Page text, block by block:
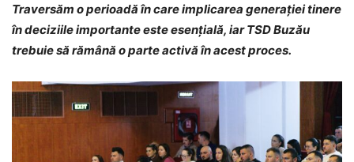
Traversăm o perioadă în care implicarea generației tinere
în deciziile importante este esențială, iar TSD Buzău
trebuie să rămână o parte activă în acest proces.